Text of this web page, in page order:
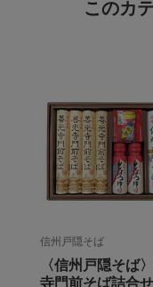
このカ
信州戸隠そば
〈信州戸隠そば
寺門前そば詰合せ